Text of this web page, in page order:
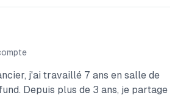
j'ai travaillé 7 ans en salle de
Depuis plus de 3 ans, je partage